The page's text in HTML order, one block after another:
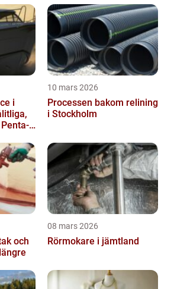
i
10 mars 2026
Processen bakom relining
i Stockholm
08 mars 2026
Rörmokare i jämtland